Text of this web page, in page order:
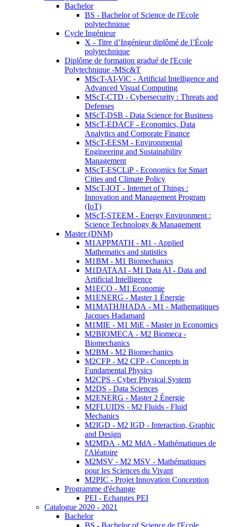
Bachelor
BS - Bachelor of Science de l'Ecole
polytechnique
Cycle Ingénieur
X - Titre d’Ingénieur diplômé de l’École
polytechnique
Diplôme de formation gradué de l'Ecole
Polytechnique -MSc&T
MScT-AI-ViC - Artificial Intelligence and
Advanced Visual Computing
MScT-CTD - Cybersecurity : Threats and
Defenses
MScT-DSB - Data Science for Business
MScT-EDACF - Economics, Data
Analytics and Corporate Finance
MScT-EESM - Environmental
Engineering and Sustainability
Management
MScT-ESCLiP - Economics for Smart
Cities and Climate Policy
MScT-IOT - Internet of Things :
Innovation and Management Program
(IoT)
MScT-STEEM - Energy Environment :
Science Technology & Management
Master (DNM)
M1APPMATH - M1 - Applied
Mathematics and statistics
M1BM - M1 Biomechanics
M1DATAAI - M1 Data AI - Data and
Artificial Intelligence
M1ECO - M1 Economie
M1ENERG - Master 1 Énergie
M1MATHJHADA - M1 - Mathematiques
Jacques Hadamard
M1MIE - M1 MiE - Master in Economics
M2BIOMECA - M2 Biomeca -
Biomechanics
M2BM - M2 Biomechanics
M2CFP - M2 CFP - Concepts in
Fundamental Physics
M2CPS - Cyber Physical System
M2DS - Data Sciences
M2ENERG - Master 2 Énergie
M2FLUIDS - M2 Fluids - Fluid
Mechanics
M2IGD - M2 IGD - Interaction, Graphic
and Design
M2MDA - M2 MdA - Mathématiques de
l'Aléatoire
M2MSV - M2 MSV - Mathématiques
pour les Sciences du Vivant
M2PIC - Projet Innovation Conception
Programme d'échange
PEI - Echanges PEI
Catalogue 2020 - 2021
Bachelor
BS - Bachelor of Science de l'Ecole